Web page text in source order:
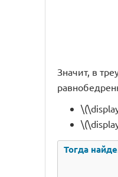
Значит, в
Тогда